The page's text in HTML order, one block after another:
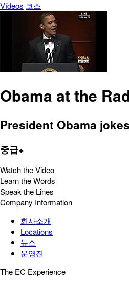
Vídeos 코스
Obama at the
President Obama
중급+
Watch the Video
Learn the Words
Speak the Lines
Company Information
회사소개
Locations
뉴스
운영진
The EC Experience